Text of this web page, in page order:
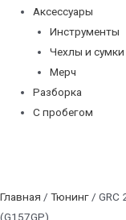
Аксессуары
Инструменты
Чехлы и сумки
Мерч
Разборка
С пробегом
Главная / Тюнинг / GRC
(G157GP)